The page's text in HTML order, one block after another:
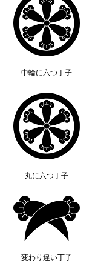
中輪に六つ丁子
丸に六つ丁子
変わり違い丁子